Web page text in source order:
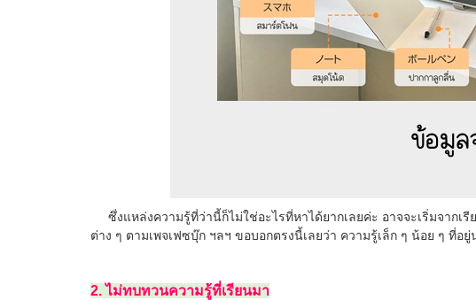
ซึ่งแหล่งความรู้ที่ว่านี้ก็ไม่ใช่อะไรที่หาได้ยากเลยค่ะ อาจจะเริ่มจาก
ต่าง ๆ ตามเพจเฟซบุ๊ก ฯลฯ ขอบอกตรงนี้เลยว่า ความรู้เล็ก ๆ น้อย ๆ ที่อ
2. ไม่ทบทวนความรู้ที่เรียนมา